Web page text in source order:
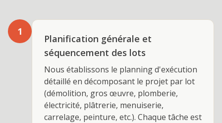
1
Planification générale et
séquencement des lots
Nous établissons le planning d'exécution
détaillé en décomposant le projet par lot
(démolition, gros œuvre, plomberie,
électricité, plâtrerie, menuiserie,
carrelage, peinture, etc.). Chaque tâche est